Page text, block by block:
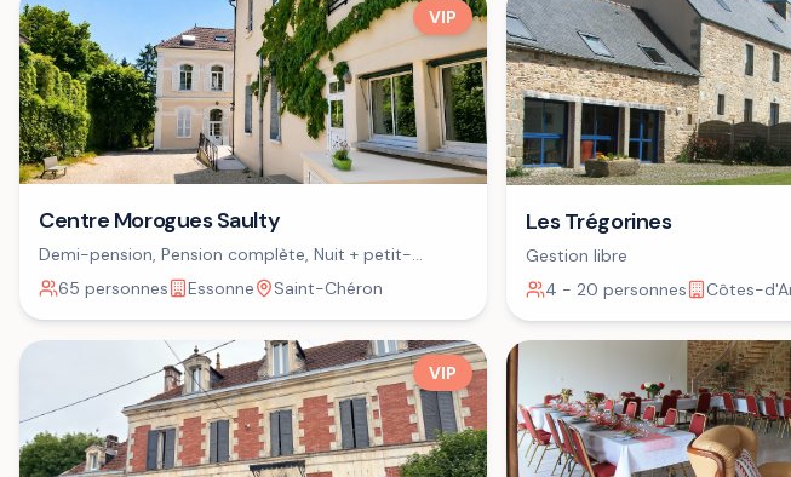
VIP
Centre Morogues Saulty
Demi-pension, Pension complète, Nuit + petit-
déjeuner
65 personnes Essonne Saint-Chéron
Les Trégorines
Gestion libre
4 - 20 personnes
Côtes-
VIP